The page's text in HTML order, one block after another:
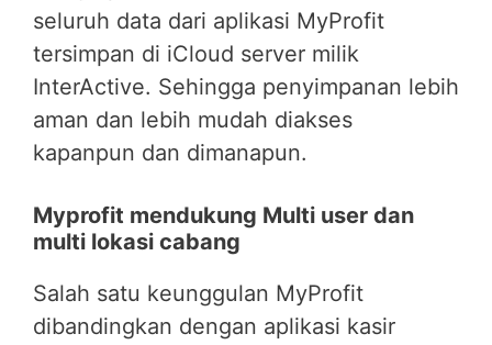
seluruh data dari aplikasi MyProfit
tersimpan di iCloud server milik
InterActive. Sehingga penyimpanan lebih
aman dan lebih mudah diakses
kapanpun dan dimanapun.
Myprofit mendukung Multi user dan
multi lokasi cabang
Salah satu keunggulan MyProfit
dibandingkan dengan aplikasi kasir